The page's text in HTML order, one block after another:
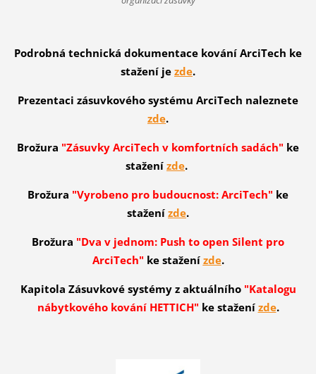
Podrobná technická dokumentace kování ArciTech ke
stažení je zde.
Prezentaci zásuvkového systému ArciTech naleznete
zde.
Brožura "Zásuvky ArciTech v komfortních sadách" ke
stažení zde.
Brožura "Vyrobeno pro budoucnost: ArciTech" ke
stažení zde.
Brožura "Dva v jednom: Push to open Silent pro
ArciTech" ke stažení zde.
Kapitola Zásuvkové systémy z aktuálního "Katalogu
nábytkového kování HETTICH" ke stažení zde.